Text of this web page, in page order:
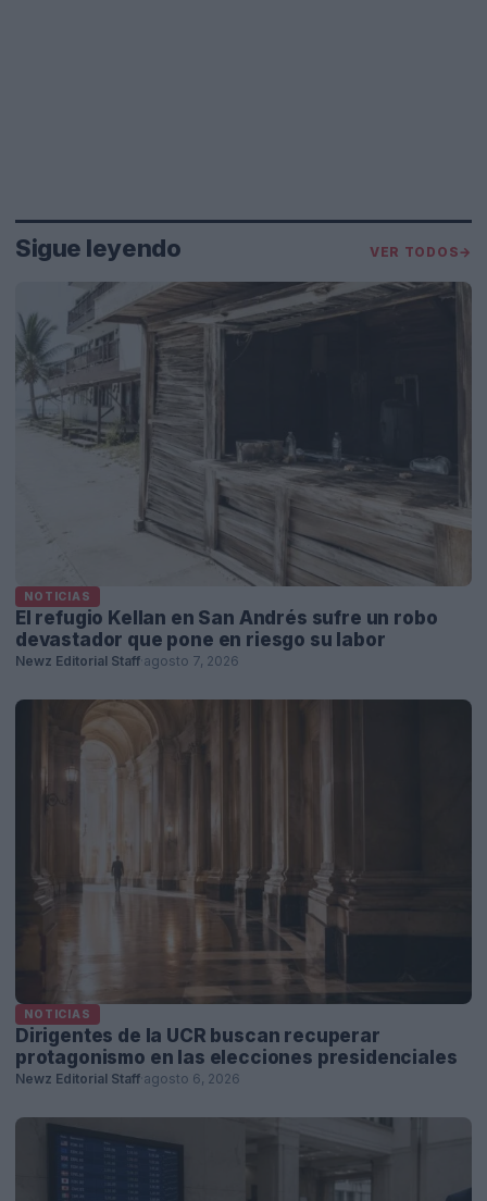
Sigue leyendo VER TODOS→
NOTICIAS
El refugio Kellan en San Andrés sufre un robo
devastador que pone en riesgo su labor
Newz Editorial Staff agosto 7, 2026
NOTICIAS
Dirigentes de la UCR buscan recuperar
protagonismo en las elecciones presidenciales
Newz Editorial Staff agosto 6, 2026